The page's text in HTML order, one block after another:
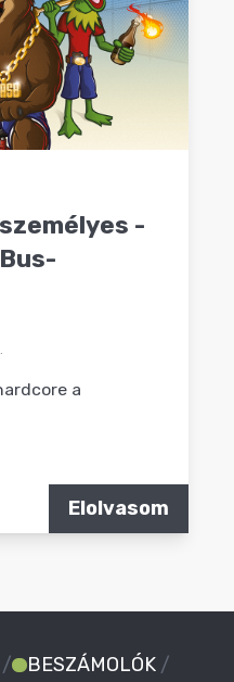
-
a
Elolvasom
/ BESZÁMOLÓK /